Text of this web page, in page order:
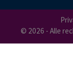
© 2026 - Alle